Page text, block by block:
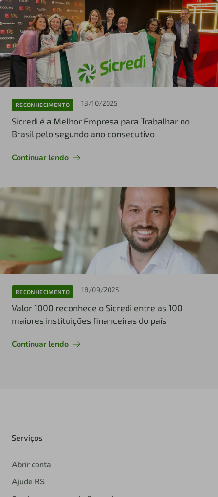
RECONHECIMENTO 13/10/2025
Sicredi é a Melhor Empresa para Trabalhar no
Brasil pelo segundo ano consecutivo
Continuar lendo
RECONHECIMENTO 18/09/2025
Valor 1000 reconhece o Sicredi entre as 100
maiores instituições financeiras do país
Continuar lendo
Serviços
Abrir conta
Ajude RS